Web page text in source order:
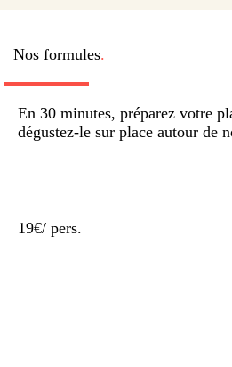
Nos formules.
En 30 minutes, préparez votre
dégustez-le sur place autour de
19€/ pers.